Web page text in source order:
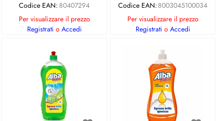
Codice EAN: 80407294
Per visualizzare il prezzo
Registrati o Accedi
Codice EAN: 8003045100034
Per visualizzare il prezzo
Registrati o Accedi